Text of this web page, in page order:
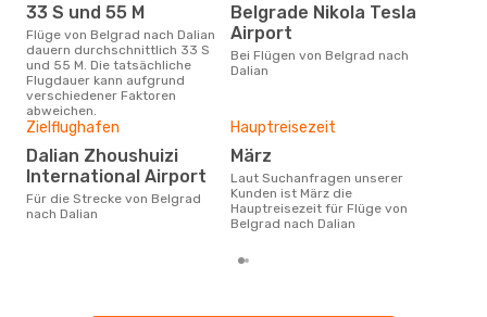
33 S und 55 M
Flüge von Belgrad nach Dalian
dauern durchschnittlich 33 S
und 55 M. Die tatsächliche
Flugdauer kann aufgrund
verschiedener Faktoren
abweichen.
Belgrade Nikola Tesla
Airport
Bei Flügen von Belgrad nach
Dalian
Zielflughafen
Dalian Zhoushuizi
International Airport
Für die Strecke von Belgrad
nach Dalian
Hauptreisezeit
März
Laut Suchanfragen unserer
Kunden ist März die
Hauptreisezeit für Flüge von
Belgrad nach Dalian